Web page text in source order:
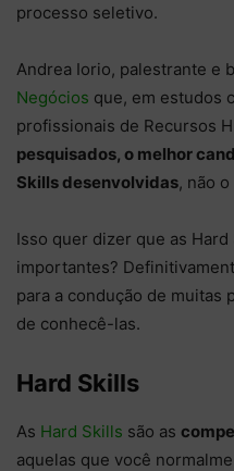
processo seletivo.
Andrea Iorio, palestrante e
Negócios que, em estudos
profissionais de Recursos
pesquisados, o melhor
Skills desenvolvidas, não
Isso quer dizer que as Hard
importantes?
para a condução de muitas
de conhecê-las.
Hard Skills
As Hard Skills são as
aquelas que você